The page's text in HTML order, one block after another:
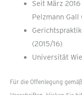
Seit März
Pelzmann Gall
(2015/16)
Universität
Für die Offenlegung